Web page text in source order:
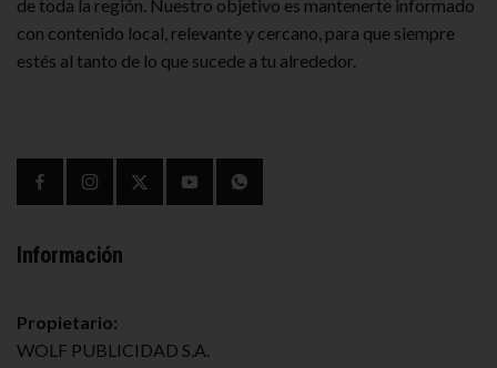
de toda la región. Nuestro objetivo es mantenerte informado
con contenido local, relevante y cercano, para que siempre
estés al tanto de lo que sucede a tu alrededor.
Información
Propietario:
WOLF PUBLICIDAD S.A.